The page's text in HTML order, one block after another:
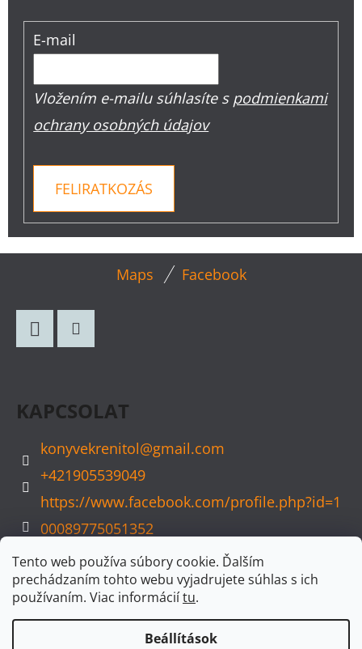
Tento web používa súbory cookie. Ďalším
prechádzaním tohto webu vyjadrujete súhlas s ich
používaním. Viac informáciítu.
Beállítások
E-mail
Vložením e-mailu súhlasíte s podmienkami
ochrany osobných údajov
FELIRATKOZÁS
Maps Facebook
KAPCSOLAT
konyvekrenitol@gmail.com
+421905539049
https://www.facebook.com/profile.php?id=1
00089775051352
konyvvarazs